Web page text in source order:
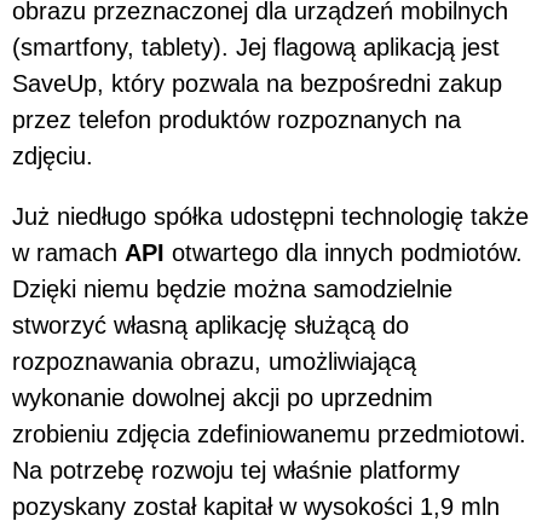
obrazu przeznaczonej dla urządzeń mobilnych
(smartfony, tablety). Jej flagową aplikacją jest
SaveUp, który pozwala na bezpośredni zakup
przez telefon produktów rozpoznanych na
zdjęciu.
Już niedługo spółka udostępni technologię także
w ramach API otwartego dla innych podmiotów.
Dzięki niemu będzie można samodzielnie
stworzyć własną aplikację służącą do
rozpoznawania obrazu, umożliwiającą
wykonanie dowolnej akcji po uprzednim
zrobieniu zdjęcia zdefiniowanemu przedmiotowi.
Na potrzebę rozwoju tej właśnie platformy
pozyskany został kapitał w wysokości 1,9 mln